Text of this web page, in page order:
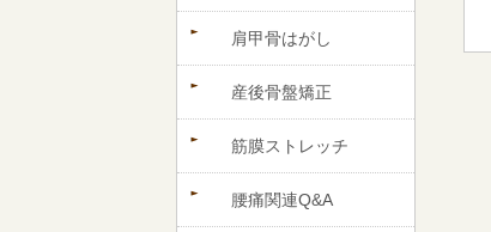
肩甲骨はがし
産後骨盤矯正
筋膜ストレッチ
腰痛関連Q&A